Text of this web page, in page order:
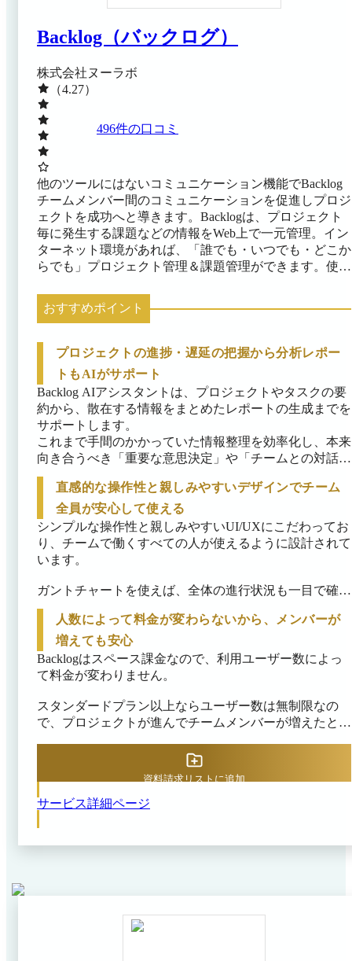
Backlog（バックログ）
株式会社ヌーラボ
（4.27）
496件の口コミ
他のツールにはないコミュニケーション機能でBacklog
チームメンバー間のコミュニケーションを促進しプロジ
ェクトを成功へと導きます。Backlogは、プロジェクト
毎に発生する課題などの情報をWeb上で一元管理。イン
ターネット環境があれば、「誰でも・いつでも・どこか
らでも」プロジェクト管理＆課題管理ができます。使い
れまでにプロジェクト管理ツールを使用したことがない
方でも、すぐに、簡単に使うことができます。
おすすめポイント
プロジェクトの進捗・遅延の把握から分析レポー
トもAIがサポート
Backlog AIアシスタントは、プロジェクトやタスクの要
約から、散在する情報をまとめたレポートの生成までを
サポートします。
これまで手間のかかっていた情報整理を効率化し、本来
向き合うべき「重要な意思決定」や「チームとの対話」
に集中できるようにします。
直感的な操作性と親しみやすいデザインでチーム
全員が安心して使える
シンプルな操作性と親しみやすいUI/UXにこだわってお
り、チームで働くすべての人が使えるように設計されて
います。
ガントチャートを使えば、全体の進行状況も一目で確認
可能です。
Slack、Teams等の既に利用中のビジネスチャットツール
との連携機能。
エンジニアだけでなく、デザイナー、マーケター、バッ
ています。
人数によって料金が変わらないから、メンバーが
増えても安心
Backlogはスペース課金なので、利用ユーザー数によっ
て料金が変わりません。
スタンダードプラン以上ならユーザー数は無制限なの
で、プロジェクトが進んでチームメンバーが増えたとき
サービス詳細ページ
資料請求リストに追加